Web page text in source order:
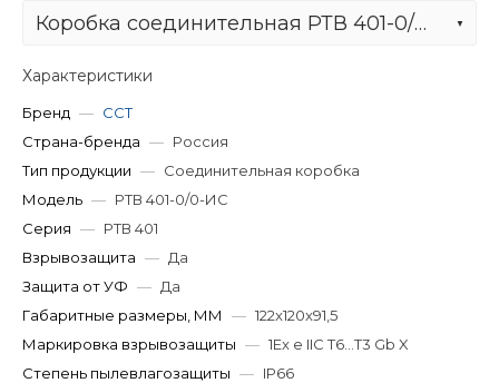
Коробка соединительная РТВ 401-0/0-ИС
Характеристики
Бренд — ССТ
Страна-бренда — Россия
Тип продукции — Соединительная коробка
Модель — РТВ 401-0/0-ИС
Серия — РТВ 401
Взрывозащита — Да
Защита от УФ — Да
Габаритные размеры, ММ
— 122x120x91,5
Маркировка взрывозащиты — 1Ex e IIC T6...T3 Gb X
Степень пылевлагозащиты — IP66